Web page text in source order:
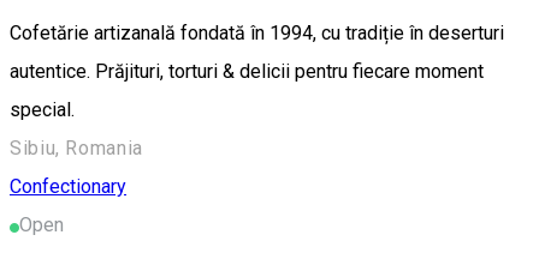
Cofetărie artizanală fondată în 1994, cu tradiție în deserturi
autentice. Prăjituri, torturi & delicii pentru fiecare moment
special.
Sibiu, Romania
Confectionary
Open